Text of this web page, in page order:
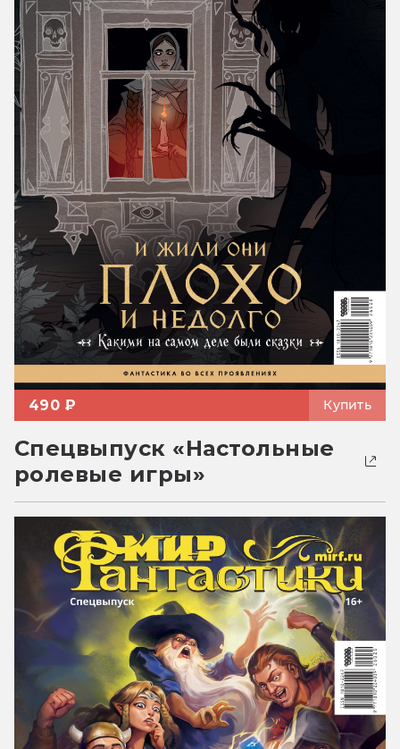
490 ₽ Купить
Спецвыпуск «Настольные
ролевые игры»